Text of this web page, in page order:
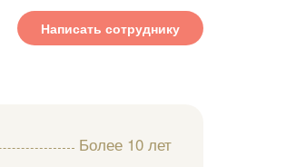
Написать сотруднику
Более 10 лет